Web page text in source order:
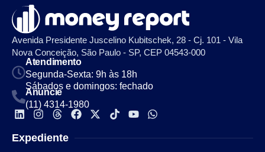
Avenida Presidente Juscelino Kubitschek, 28 - Cj. 101 - Vila
Nova Conceição, São Paulo - SP, CEP 04543-000
Atendimento
Segunda-Sexta: 9h às 18h
Sábados e domingos: fechado
Anuncie
(11) 4314-1980
Expediente